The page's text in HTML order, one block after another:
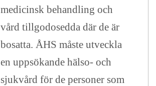
medicinsk behandling och
vård tillgodosedda där de är
bosatta. ÅHS måste utveckla
en uppsökande hälso- och
sjukvård för de personer som